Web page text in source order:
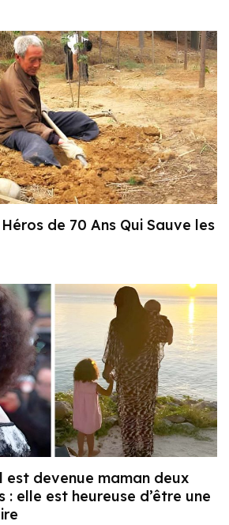
de 70 Ans Qui Sauve les
est devenue maman deux
: elle est heureuse d’être une